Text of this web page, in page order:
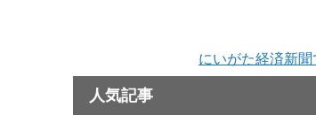
にいがた経済新
人気記事